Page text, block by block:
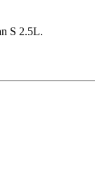
S 2.5L.